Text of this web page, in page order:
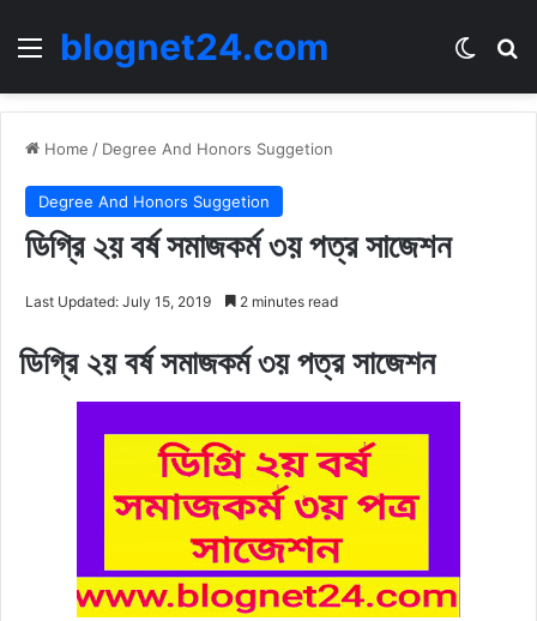
Menublognet24.com
Home / Degree And Honors Suggetion
Degree And Honors Suggetion
ডিগ্রি ২য় বর্ষ সমাজকর্ম ৩য় পত্র সাজেশন
Last Updated: July 15, 2019 2 minutes read
ডিগ্রি ২য় বর্ষ সমাজকর্ম ৩য় পত্র সাজেশন